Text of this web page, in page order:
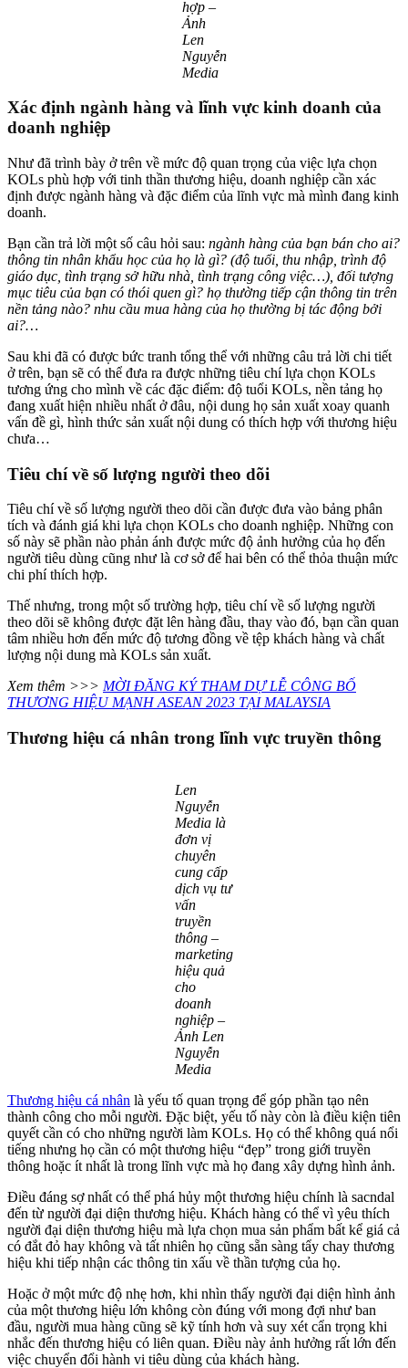
hợp –
Ảnh
Len
Nguyễn
Media
Xác định ngành hàng và lĩnh vực kinh doanh của
doanh nghiệp
Như đã trình bày ở trên về mức độ quan trọng của việc lựa chọn
KOLs phù hợp với tinh thần thương hiệu, doanh nghiệp cần xác
định được ngành hàng và đặc điểm của lĩnh vực mà mình đang kinh
doanh.
Bạn cần trả lời một số câu hỏi sau: ngành hàng của bạn bán cho ai?
thông tin nhân khẩu học của họ là gì? (độ tuổi, thu nhập, trình độ
giáo dục, tình trạng sở hữu nhà, tình trạng công việc…), đối tượng
mục tiêu của bạn có thói quen gì? họ thường tiếp cận thông tin trên
nền tảng nào? nhu cầu mua hàng của họ thường bị tác động bởi
ai?…
Sau khi đã có được bức tranh tổng thể với những câu trả lời chi tiết
ở trên, bạn sẽ có thể đưa ra được những tiêu chí lựa chọn KOLs
tương ứng cho mình về các đặc điểm: độ tuổi KOLs, nền tảng họ
đang xuất hiện nhiều nhất ở đâu, nội dung họ sản xuất xoay quanh
vấn đề gì, hình thức sản xuất nội dung có thích hợp với thương hiệu
chưa…
Tiêu chí về số lượng người theo dõi
Tiêu chí về số lượng người theo dõi cần được đưa vào bảng phân
tích và đánh giá khi lựa chọn KOLs cho doanh nghiệp. Những con
số này sẽ phần nào phản ánh được mức độ ảnh hưởng của họ đến
người tiêu dùng cũng như là cơ sở để hai bên có thể thỏa thuận mức
chi phí thích hợp.
Thế nhưng, trong một số trường hợp, tiêu chí về số lượng người
theo dõi sẽ không được đặt lên hàng đầu, thay vào đó, bạn cần quan
tâm nhiều hơn đến mức độ tương đồng về tệp khách hàng và chất
lượng nội dung mà KOLs sản xuất.
Xem thêm >>> MỜI ĐĂNG KÝ THAM DỰ LỄ CÔNG BỐ
THƯƠNG HIỆU MẠNH ASEAN 2023 TẠI MALAYSIA
Thương hiệu cá nhân trong lĩnh vực truyền thông
Len
Nguyễn
Media là
đơn vị
chuyên
cung cấp
dịch vụ tư
vấn
truyền
thông –
marketing
hiệu quả
cho
doanh
nghiệp –
Ảnh Len
Nguyễn
Media
Thương hiệu cá nhân là yếu tố quan trọng để góp phần tạo nên
thành công cho mỗi người. Đặc biệt, yếu tố này còn là điều kiện tiên
quyết cần có cho những người làm KOLs. Họ có thể không quá nổi
tiếng nhưng họ cần có một thương hiệu “đẹp” trong giới truyền
thông hoặc ít nhất là trong lĩnh vực mà họ đang xây dựng hình ảnh.
Điều đáng sợ nhất có thể phá hủy một thương hiệu chính là sacndal
đến từ người đại diện thương hiệu. Khách hàng có thể vì yêu thích
người đại diện thương hiệu mà lựa chọn mua sản phẩm bất kể giá cả
có đắt đỏ hay không và tất nhiên họ cũng sẵn sàng tẩy chay thương
hiệu khi tiếp nhận các thông tin xấu về thần tượng của họ.
Hoặc ở một mức độ nhẹ hơn, khi nhìn thấy người đại diện hình ảnh
của một thương hiệu lớn không còn đúng với mong đợi như ban
đầu, người mua hàng cũng sẽ kỹ tính hơn và suy xét cẩn trọng khi
nhắc đến thương hiệu có liên quan. Điều này ảnh hưởng rất lớn đến
việc chuyển đổi hành vi tiêu dùng của khách hàng.